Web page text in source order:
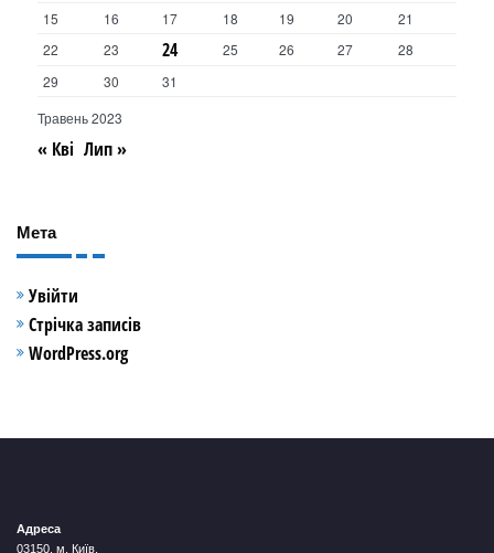
Травень 2023
15
16 17 18 19 20
21
22
23 24 25 26 27
28
29
30 31
« Кві Лип »
Мета
Увійти
Стрічка записів
WordPress.org
Адреса
03150, м. Київ,